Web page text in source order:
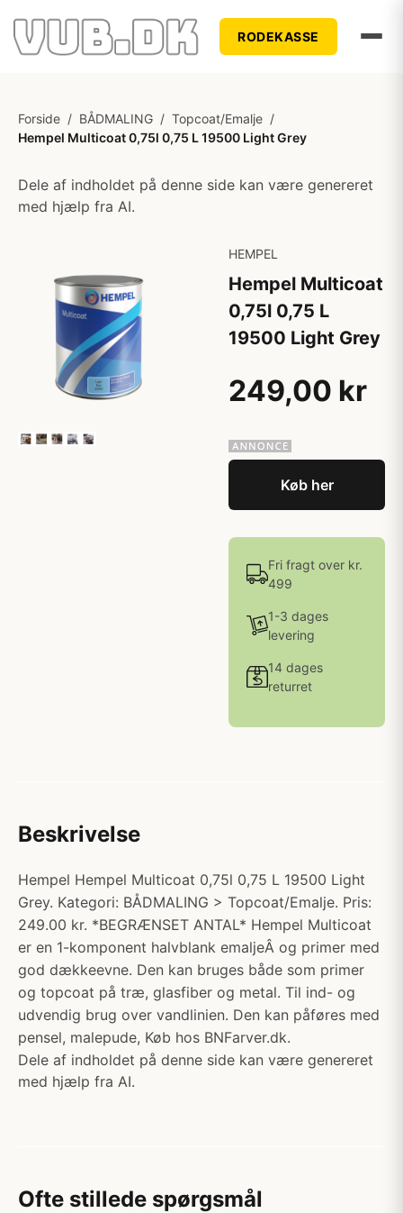
RODEKASSE
Forside / BÅDMALING / Topcoat/Emalje /
Hempel Multicoat 0,75l 0,75 L 19500 Light Grey
Dele af indholdet på denne side kan være genereret
med hjælp fra AI.
HEMPEL
Hempel Multicoat
0,75l 0,75 L
19500 Light Grey
249,00 kr
Køb her
Fri fragt over kr.
499
1-3 dages
levering
14 dages
returret
Beskrivelse
Hempel Hempel Multicoat 0,75l 0,75 L 19500 Light
Grey. Kategori: BÅDMALING > Topcoat/Emalje. Pris:
249.00 kr. *BEGRÆNSET ANTAL* Hempel Multicoat
er en 1-komponent halvblank emaljeÂ og primer med
god dækkeevne. Den kan bruges både som primer
og topcoat på træ, glasfiber og metal. Til ind- og
udvendig brug over vandlinien. Den kan påføres med
pensel, malepude, Køb hos BNFarver.dk.
Dele af indholdet på denne side kan være genereret
med hjælp fra AI.
Ofte stillede spørgsmål